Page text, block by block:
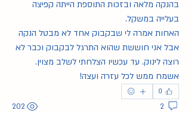
בעלייה במשקל.
רוצה לינוק. עד עכשיו הצלחתי לשלב מצוין.
אשמח ממש לכל עזרה ועצה!
0
2
202